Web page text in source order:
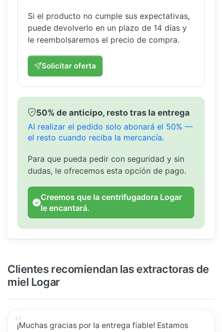
Si el producto no cumple sus expectativas,
puede devolverlo en un plazo de 14 días y
le reembolsaremos el precio de compra.
Solicitar oferta
50% de anticipo, resto tras la entrega
Al realizar el pedido solo abonará el 50% —
el resto cuando reciba la mercancía.
Para que pueda pedir con seguridad y sin
dudas, le ofrecemos esta opción de pago.
Creemos que la centrifugadora Logar
le encantará.
Clientes recomiendan las extractoras de
miel Logar
¡Muchas gracias por la entrega fiable! Estamos